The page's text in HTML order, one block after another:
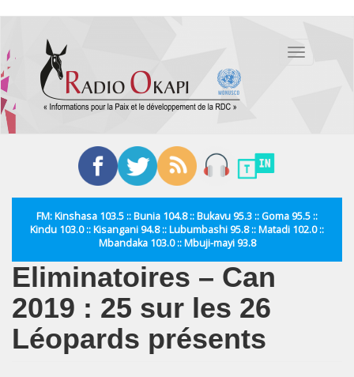
contenu
principal
Toggle
FM: Kinshasa 103.5 :: Bunia 104.8 :: Bukavu 95.3 :: Goma 95.5 ::
Kindu 103.0 :: Kisangani 94.8 :: Lubumbashi 95.8 :: Matadi 102.0 ::
Mbandaka 103.0 :: Mbuji-mayi 93.8
Eliminatoires – Can
2019 : 25 sur les 26
Léopards présents